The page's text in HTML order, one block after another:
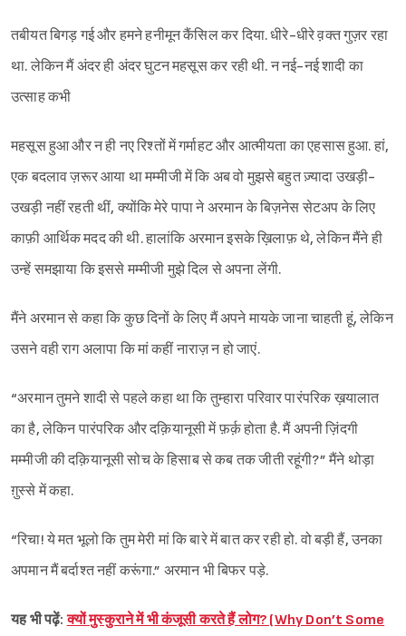
तबीयत बिगड़ गई और हमने हनीमून कैंसिल कर दिया. धीरे-धीरे व़क्त गुज़र रहा
था. लेकिन मैं अंदर ही अंदर घुटन महसूस कर रही थी. न नई-नई शादी का
उत्साह कभी
महसूस हुआ और न ही नए रिश्तों में गर्माहट और आत्मीयता का एहसास हुआ. हां,
एक बदलाव ज़रूर आया था मम्मीजी में कि अब वो मुझसे बहुत ज़्यादा उखड़ी-
उखड़ी नहीं रहती थीं, क्योंकि मेरे पापा ने अरमान के बिज़नेस सेटअप के लिए
काफ़ी आर्थिक मदद की थी. हालांकि अरमान इसके ख़िलाफ़ थे, लेकिन मैंने ही
उन्हें समझाया कि इससे मम्मीजी मुझे दिल से अपना लेंगी.
मैंने अरमान से कहा कि कुछ दिनों के लिए मैं अपने मायके जाना चाहती हूं, लेकिन
उसने वही राग अलापा कि मां कहीं नाराज़ न हो जाएं.
“अरमान तुमने शादी से पहले कहा था कि तुम्हारा परिवार पारंपरिक ख़यालात
का है, लेकिन पारंपरिक और दक़ियानूसी में फ़र्क़ होता है. मैं अपनी ज़िंदगी
मम्मीजी की दक़ियानूसी सोच के हिसाब से कब तक जीती रहूंगी?” मैंने थोड़ा
ग़ुस्से में कहा.
“रिचा! ये मत भूलो कि तुम मेरी मां कि बारे में बात कर रही हो. वो बड़ी हैं, उनका
अपमान मैं बर्दाश्त नहीं करूंगा.” अरमान भी बिफर पड़े.
यह भी पढ़ें:क्यों मुस्कुराने में भी कंजूसी करते हैं लोग? (Why Don’t Some